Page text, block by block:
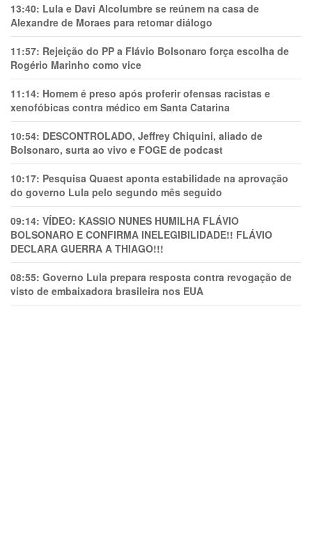
13:40: Lula e Davi Alcolumbre se reúnem na casa de
Alexandre de Moraes para retomar diálogo
11:57: Rejeição do PP a Flávio Bolsonaro força escolha de
Rogério Marinho como vice
11:14: Homem é preso após proferir ofensas racistas e
xenofóbicas contra médico em Santa Catarina
10:54: DESCONTROLADO, Jeffrey Chiquini, aliado de
Bolsonaro, surta ao vivo e FOGE de podcast
10:17: Pesquisa Quaest aponta estabilidade na aprovação
do governo Lula pelo segundo mês seguido
09:14: VÍDEO: KASSIO NUNES HUMlLHA FLÁVIO
BOLSONARO E CONFIRMA INELEGIBILIDADE!! FLÁVIO
DECLARA GUERRA A THIAGO!!!
08:55: Governo Lula prepara resposta contra revogação de
visto de embaixadora brasileira nos EUA